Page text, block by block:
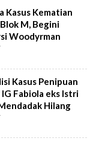
Kasus Kematian
M, Begini
Woodyrman
Kasus Penipuan
Fabiola eks Istri
Hilang